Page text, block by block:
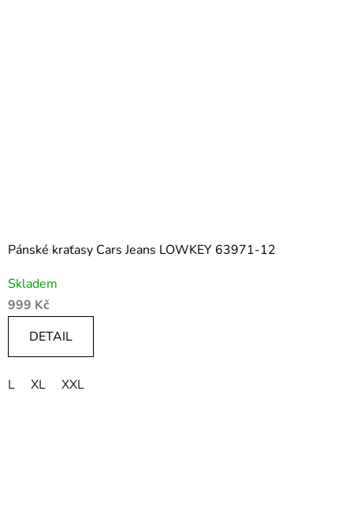
Pánské kraťasy Cars Jeans LOWKEY 63971-12
Skladem
999 Kč
DETAIL
L XL XXL